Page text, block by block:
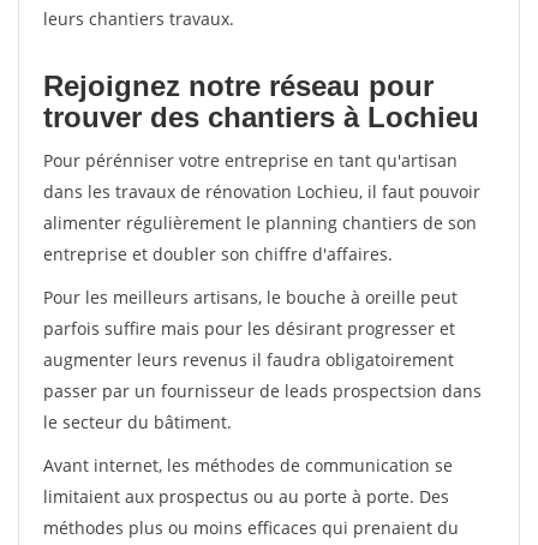
leurs chantiers travaux.
Rejoignez notre réseau pour
trouver des chantiers à Lochieu
Pour pérénniser votre entreprise en tant qu'artisan
dans les travaux de rénovation Lochieu, il faut pouvoir
alimenter régulièrement le planning chantiers de son
entreprise et doubler son chiffre d'affaires.
Pour les meilleurs artisans, le bouche à oreille peut
parfois suffire mais pour les désirant progresser et
augmenter leurs revenus il faudra obligatoirement
passer par un fournisseur de leads prospectsion dans
le secteur du bâtiment.
Avant internet, les méthodes de communication se
limitaient aux prospectus ou au porte à porte. Des
méthodes plus ou moins efficaces qui prenaient du